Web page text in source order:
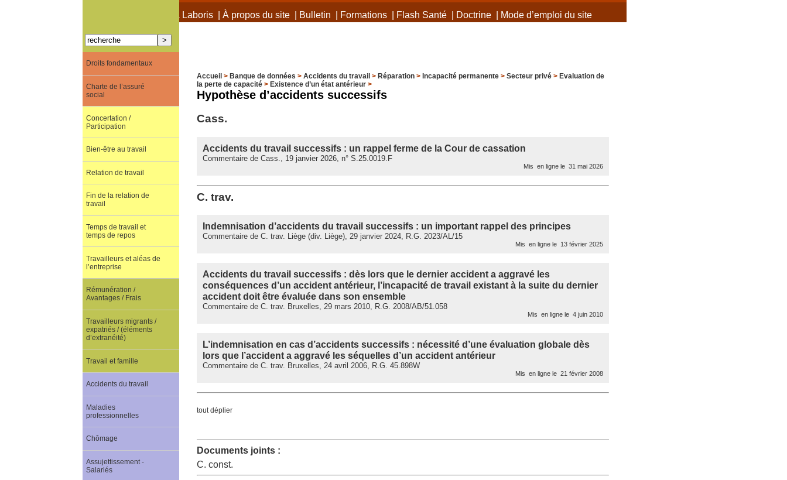
À propos de Terra Laboris| À propos du site| Bulletin Formations| Flash Santé| Doctrine| Mode d’emploi du site
Accueil > Banque de données > Accidents du travail > Réparation> Incapacité permanente> Secteur privé> Evaluation de
la perte de capacité> Existence d’un état antérieur>
Hypothèse d’accidents successifs
Cass.
Accidents du travail successifs : un rappel ferme de la Cour de cassation
Commentaire de Cass., 19 janvier 2026, n° S.25.0019.F
Mis en ligne le 31 mai 2026
C. trav.
Indemnisation d’accidents du travail successifs : un important rappel des principes
Commentaire de C. trav. Liège (div. Liège), 29 janvier 2024, R.G. 2023/AL/15
Mis en ligne le 13 février 2025
Accidents du travail successifs : dès lors que le dernier accident a aggravé les
conséquences d’un accident antérieur, l’incapacité de travail existant à la suite du dernier
accident doit être évaluée dans son ensemble
Commentaire de C. trav. Bruxelles, 29 mars 2010, R.G. 2008/AB/51.058
Mis en ligne le 4 juin 2010
L’indemnisation en cas d’accidents successifs : nécessité d’une évaluation globale dès
lors que l’accident a aggravé les séquelles d’un accident antérieur
Commentaire de C. trav. Bruxelles, 24 avril 2006, R.G. 45.898W
Mis en ligne le 21 février 2008
tout déplier
Documents joints :
C. const.
Droits fondamentaux
Charte de l’assuré
social
Concertation /
Participation
Bien-être au travail
Relation de travail
Fin de la relation de
travail
Temps de travail et
temps de repos
Travailleurs et aléas de
l’entreprise
Rémunération /
Avantages / Frais
Travailleurs migrants /
expatriés / (éléments
d’extranéité)
Travail et famille
Accidents du travail
Maladies
professionnelles
Chômage
Assujettissement -
Salariés